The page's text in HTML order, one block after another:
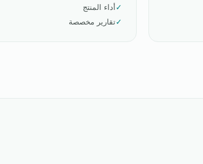
✓ أداء المنتج
✓تقارير مخصصة